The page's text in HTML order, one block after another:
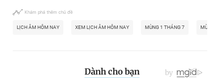
Khám phá thêm chủ đề
LỊCH ÂM HÔM NAY XEM LỊCH ÂM HÔM NAY MÙNG 1 THÁNG 7 MÙNG 1